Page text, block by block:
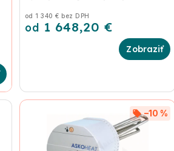
od 1 340 € bez DPH
od 1 648,20 €
–10 %